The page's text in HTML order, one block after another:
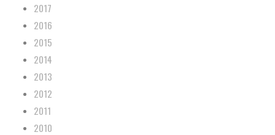
2017
2016
2015
2014
2013
2012
2011
2010